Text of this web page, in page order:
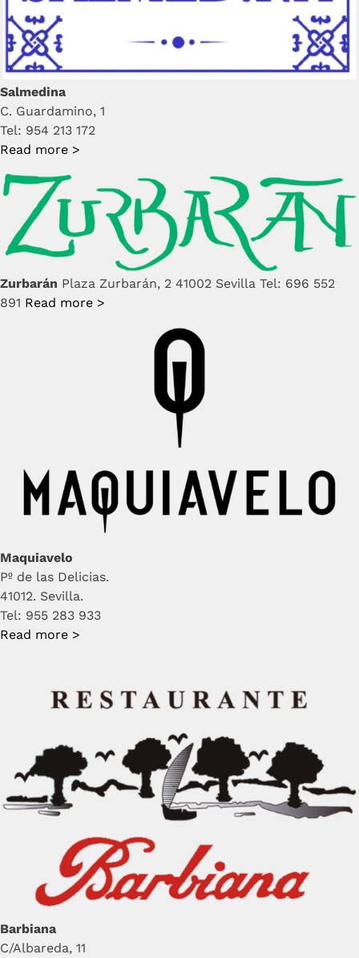
Salmedina
C. Guardamino, 1
Tel: 954 213 172
Read more >
Zurbarán Plaza Zurbarán, 2 41002 Sevilla Tel: 696 552
891 Read more >
Maquiavelo
Pº de las Delicias.
41012. Sevilla.
Tel: 955 283 933
Read more >
Barbiana
C/Albareda, 11